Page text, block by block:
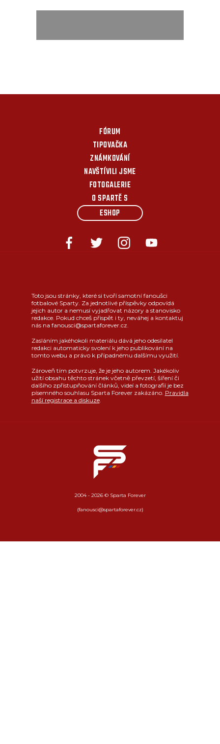
FÓRUM
TIPOVAČKA
ZNÁMKOVÁNÍ
NAVŠTÍVILI JSME
FOTOGALERIE
O SPARTĚ S
ESHOP
Toto jsou stránky, které si tvoří samotní fanoušci
fotbalové Sparty. Za jednotlivé příspěvky odpovídá
jejich autor a nemusí vyjadřovat názory a stanovisko
redakce. Pokud chceš přispět i ty, neváhej a kontaktuj
nás na fanousci@spartaforever.cz.
Zasláním jakéhokoli materiálu dává jeho odesílatel
redakci automaticky svolení k jeho publikování na
tomto webu a právo k případnému dalšímu využití.
Zároveň tím potvrzuje, že je jeho autorem. Jakékoliv
užití obsahu těchto stránek včetně převzetí, šíření či
dalšího zpřístupňování článků, videí a fotografií je bez
písemného souhlasu Sparta Forever zakázáno. Pravidla
naší registrace a diskuze.
2004 - 2026 © Sparta Forever
(fanousci@spartaforever.cz)